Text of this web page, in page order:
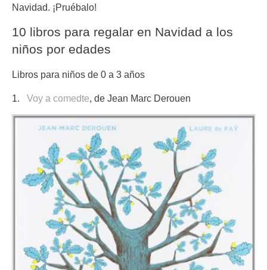
Navidad. ¡Pruébalo!
10 libros para regalar en Navidad a los
niños por edades
Libros para niños de 0 a 3 años
1. Voy a comedte, de Jean Marc Derouen